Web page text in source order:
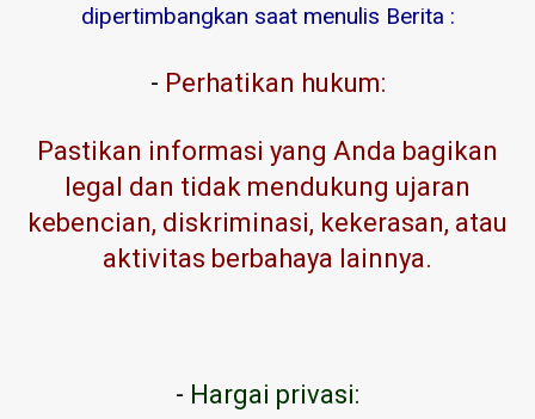
dipertimbangkan saat menulis Berita :
- Perhatikan hukum:
Pastikan informasi yang Anda bagikan
legal dan tidak mendukung ujaran
kebencian, diskriminasi, kekerasan, atau
aktivitas berbahaya lainnya.
- Hargai privasi: